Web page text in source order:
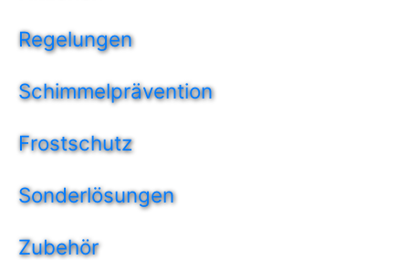
Regelungen
Schimmelprävention
Frostschutz
Sonderlösungen
Zubehör